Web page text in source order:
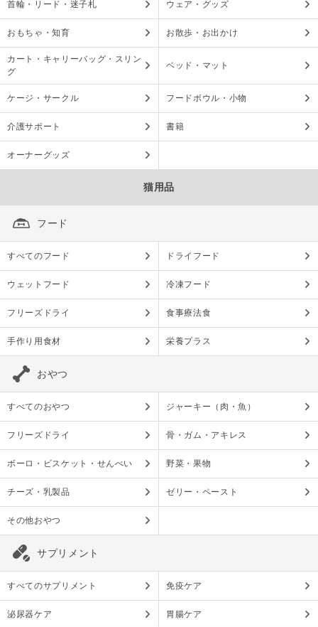
首輪・リード・迷子札 ウェア・グッズ
おもちゃ・知育 お散歩・お出かけ
カート・キャリーバッグ・スリン
グ
ベッド・マット
ケージ・サークル フードボウル・小物
介護サポート 書籍
オーナーグッズ
猫用品
フード
すべてのフード ドライフード
ウェットフード 冷凍フード
フリーズドライ 食事療法食
手作り用食材 栄養プラス
おやつ
すべてのおやつ ジャーキー（肉・魚）
フリーズドライ 骨・ガム・アキレス
ボーロ・ビスケット・せんべい 野菜・果物
チーズ・乳製品 ゼリー・ペースト
その他おやつ
サプリメント
すべてのサプリメント 免疫ケア
泌尿器ケア 胃腸ケア